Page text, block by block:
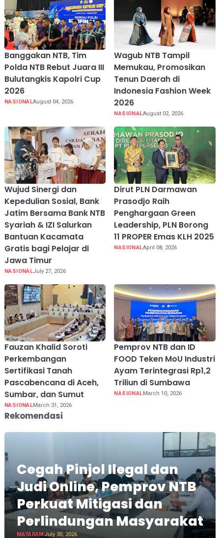
Banggakan NTB, Tim
Polda NTB Rebut Juara III
Bulutangkis Kapolri Cup
2026
NASIONALAugust 04, 2026
Wagub NTB Tampil
Memukau, Promosikan
Tenun Daerah di
Indonesia Fashion Week
2026
NASIONALAugust 02, 2026
Wujud Sinergi dan
Kepedulian Sosial, Bank
Jatim Bersama Bank NTB
Syariah & IZI Salurkan
Bantuan Kacamata
Gratis bagi Pelajar di
Jawa Timur
NASIONALJuly 27, 2026
Dirut PLN Darmawan
Prasodjo Raih
Penghargaan Green
Leadership, PLN Borong
11 PROPER Emas KLH 2025
NASIONALApril 08, 2026
Fauzan Khalid Soroti
Perkembangan
Sertifikasi Tanah
Pascabencana di Aceh,
Sumbar, dan Sumut
NASIONALMarch 31, 2026
Pemprov NTB dan ID
FOOD Teken MoU Industri
Ayam Terintegrasi Rp1,2
Triliun di Sumbawa
NASIONALMarch 10, 2026
Rekomendasi
Cegah Pinjol Ilegal dan
Judi Online, Pemprov NTB
Perkuat Mitigasi dan
Perlindungan Masyarakat
MATARAMJuly 30, 2026